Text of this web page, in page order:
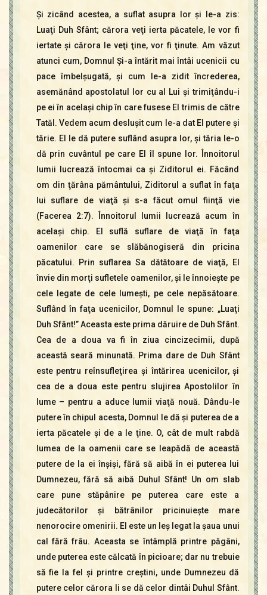
Şi zicând acestea, a suflat asupra lor şi le-a zis:
Luaţi Duh Sfânt; cărora veţi ierta păcatele, le vor fi
iertate şi cărora le veţi ţine, vor fi ţinute. Am văzut
atunci cum, Domnul Şi-a întărit mai întâi ucenicii cu
pace îmbelşugată, şi cum le-a zidit încrederea,
asemănând apostolatul lor cu al Lui şi trimiţându-i
pe ei în acelaşi chip în care fusese El trimis de către
Tatăl. Vedem acum desluşit cum le-a dat El putere şi
tărie. El le dă putere suflând asupra lor, şi tăria le-o
dă prin cuvântul pe care El îl spune lor. Înnoitorul
lumii lucrează întocmai ca şi Ziditorul ei. Făcând
om din ţărâna pământului, Ziditorul a suflat în faţa
lui suflare de viaţă şi s-a făcut omul fiinţă vie
(Facerea 2:7). Înnoitorul lumii lucrează acum în
acelaşi chip. El suflă suflare de viaţă în faţa
oamenilor care se slăbănogiseră din pricina
păcatului. Prin suflarea Sa dătătoare de viaţă, El
învie din morţi sufletele oamenilor, şi le înnoieşte pe
cele legate de cele lumeşti, pe cele nepăsătoare.
Suflând în faţa ucenicilor, Domnul le spune: „Luaţi
Duh Sfânt!” Aceasta este prima dăruire de Duh Sfânt.
Cea de a doua va fi în ziua cincizecimii, după
această seară minunată. Prima dare de Duh Sfânt
este pentru reînsufleţirea şi întărirea ucenicilor, şi
cea de a doua este pentru slujirea Apostolilor în
lume – pentru a aduce lumii viaţă nouă. Dându-le
putere în chipul acesta, Domnul le dă şi puterea de a
ierta păcatele şi de a le ţine. O, cât de mult rabdă
lumea de la oamenii care se leapădă de această
putere de la ei înşişi, fără să aibă în ei puterea lui
Dumnezeu, fără să aibă Duhul Sfânt! Un om slab
care pune stăpânire pe puterea care este a
judecătorilor şi bătrânilor pricinuieşte mare
nenorocire omenirii. El este un leş legat la şaua unui
cal fără frâu. Aceasta se întâmplă printre păgâni,
unde puterea este călcată în picioare; dar nu trebuie
să fie la fel şi printre creştini, unde Dumnezeu dă
putere celor cărora li se dă celor dintâi Duhul Sfânt.